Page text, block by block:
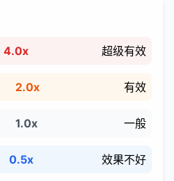
4.0x 超级有效
2.0x 有效
1.0x 一般
0.5x 效果不好